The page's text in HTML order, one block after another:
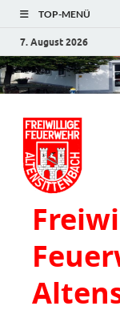
TOP-MENÜ
7. August 2026